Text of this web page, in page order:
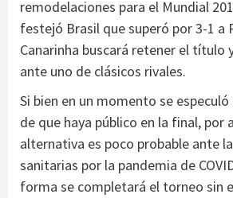
remodelaciones para el Mundial
festejó Brasil que superó por 3-1 a
Canarinha buscará retener el título
ante uno de clásicos rivales.
Si bien en un momento se
de que haya público en la final, por
alternativa es poco probable ante
sanitarias por la pandemia de
forma se completará el torneo sin